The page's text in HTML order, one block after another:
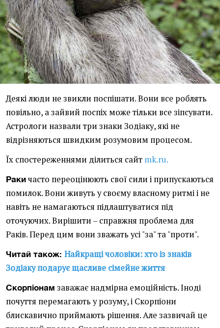
Деякі люди не звикли поспішати. Вони все роблять
повільно, а зайвий поспіх може тільки все зіпсувати.
Астрологи назвали три знаки Зодіаку, які не
відрізняються швидким розумовим процесом.
Їх спостереженнями ділиться сайт mk.ru.
Раки часто переоцінюють свої сили і припускаються
помилок. Вони живуть у своєму власному ритмі і не
навіть не намагаються підлаштуватися під
оточуючих. Вирішити – справжня проблема для
Раків. Перед цим вони зважать усі "за" та "проти".
Читай також: Найкращі чоловіки: хто із знаків
Зодіаку подарує щасливе сімейне життя
Скорпіонам заважає надмірна емоційність. Іноді
почуття перемагають у розуму, і Скорпіони
блискавично приймають рішення. Але зазвичай це